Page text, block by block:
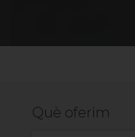
Què oferim